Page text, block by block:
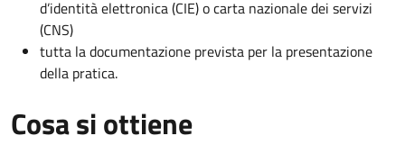
d’identità elettronica (CIE) o carta nazionale dei servizi
(CNS)
tutta la documentazione prevista per la presentazione
della pratica.
Cosa si ottiene